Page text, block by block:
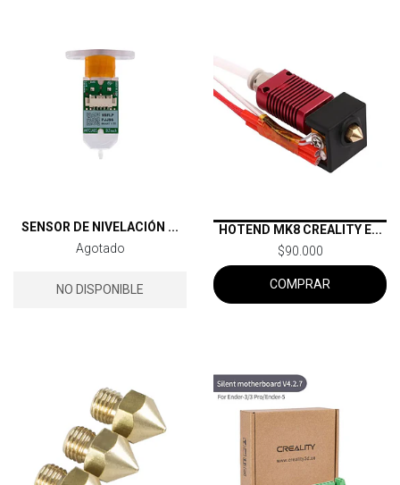
SENSOR DE NIVELACIÓN ...
Agotado
NO DISPONIBLE
HOTEND MK8 CREALITY E...
$90.000
COMPRAR